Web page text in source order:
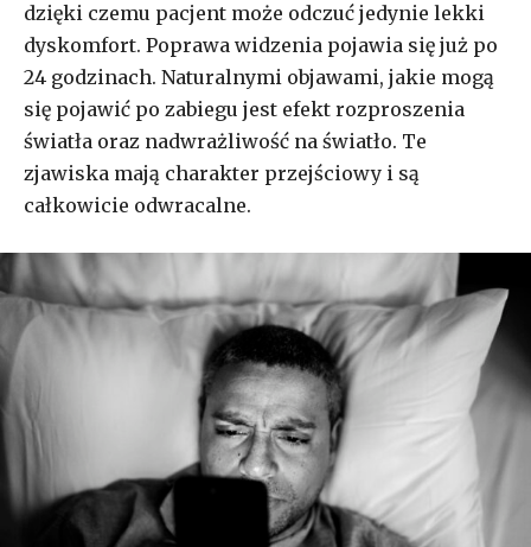
dzięki czemu pacjent może odczuć jedynie lekki
dyskomfort. Poprawa widzenia pojawia się już po
24 godzinach. Naturalnymi objawami, jakie mogą
się pojawić po zabiegu jest efekt rozproszenia
światła oraz nadwrażliwość na światło. Te
zjawiska mają charakter przejściowy i są
całkowicie odwracalne.